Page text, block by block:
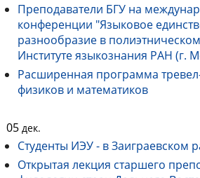
Преподаватели БГУ на
конференции "Языковое
разнообразие в
Институте языкознания РАН (г.
Расширенная программа
физиков и математиков
05 дек.
Студенты ИЭУ - в Заиграевском
Открытая лекция старшего